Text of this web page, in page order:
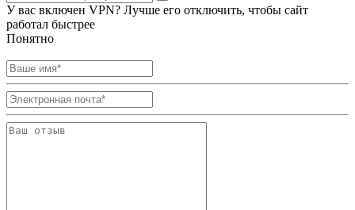
У вас включен VPN? Лучше его отключить, чтобы сайт
работал быстрее
Понятно